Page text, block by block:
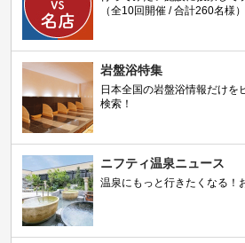
（全10回開催 / 合計260名様）
岩盤浴特集
日本全国の岩盤浴情報だけを
検索！
ニフティ温泉ニュース
温泉にもっと行きたくなる！